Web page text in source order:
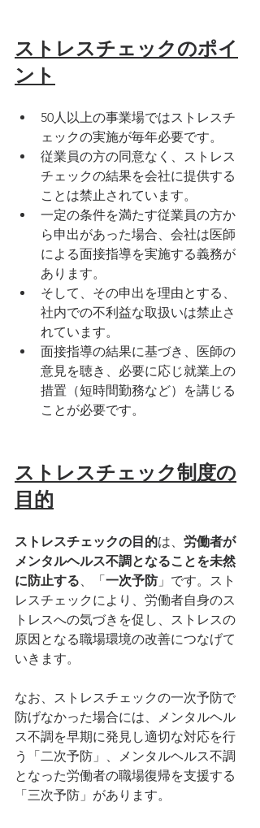
ストレスチェックのポイ
ント
50人以上の事業場ではストレスチ
ェックの実施が毎年必要です。
従業員の方の同意なく、ストレス
チェックの結果を会社に提供する
ことは禁止されています。
一定の条件を満たす従業員の方か
ら申出があった場合、会社は医師
による面接指導を実施する義務が
あります。
そして、その申出を理由とする、
社内での不利益な取扱いは禁止さ
れています。
面接指導の結果に基づき、医師の
意見を聴き、必要に応じ就業上の
措置（短時間勤務など）を講じる
ことが必要です。
ストレスチェック制度の
目的
ストレスチェックの目的は、 労働者が
メンタルヘルス不調となることを未然
に防止する、「 一次予防 」です。スト
レスチェックにより、労働者自身のス
トレスへの気づきを促し、ストレスの
原因となる職場環境の改善につなげて
いきます。
なお、ストレスチェックの一次予防で
防げなかった場合には、メンタルヘル
ス不調を早期に発見し適切な対応を行
う「二次予防」、メンタルヘルス不調
となった労働者の職場復帰を支援する
「三次予防」があります。